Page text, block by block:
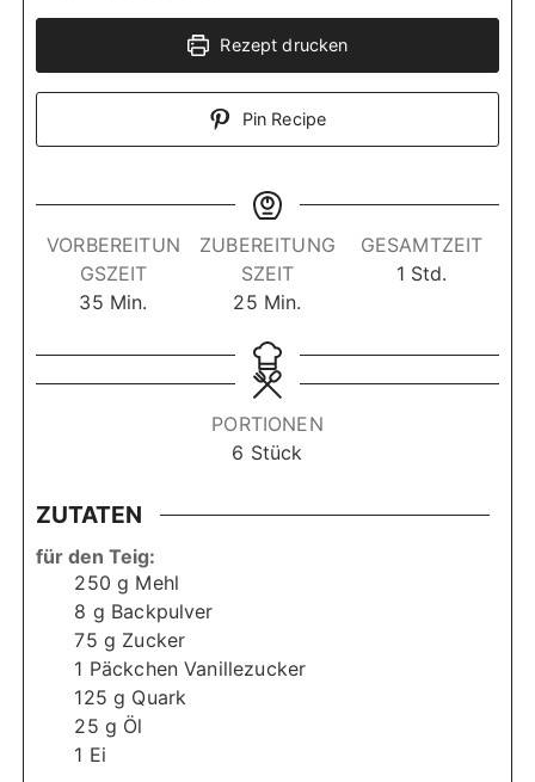
Rezept drucken
Pin Recipe
VORBEREITUN
GSZEIT
35M
n
u
Min.
ZUBEREITUNG
SZEIT
25M
n
u
t
e
Min.
GESAMTZEIT
1S
n
d
Std.
PORTIONEN
6 Stück
ZUTATEN
für den Teig:
250 g Mehl
8 g Backpulver
75 g Zucker
1 PäckchenVanillezucker
125 g Quark
25 g Öl
1 Ei